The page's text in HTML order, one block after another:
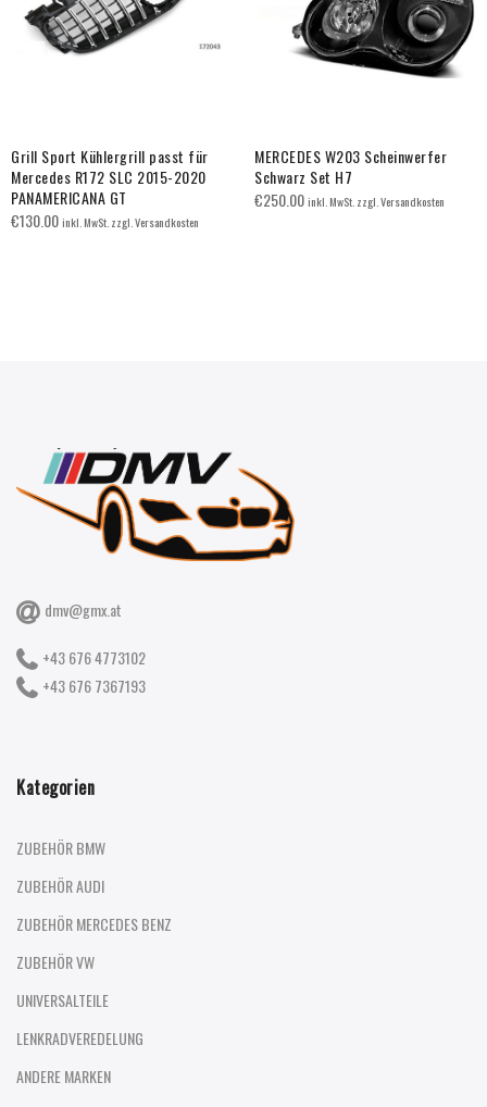
Grill Sport Kühlergrill passt für
Mercedes R172 SLC 2015-2020
PANAMERICANA GT
€130.00inkl. MwSt. zzgl. Versandkosten
MERCEDES W203 Scheinwerfer
Schwarz Set H7
€250.00inkl. MwSt. zzgl. Versandkosten
dmv@gmx.at
+43 676 4773102
+43 676 7367193
Kategorien
ZUBEHÖR BMW
ZUBEHÖR AUDI
ZUBEHÖR MERCEDES BENZ
ZUBEHÖR VW
UNIVERSALTEILE
LENKRADVEREDELUNG
ANDERE MARKEN